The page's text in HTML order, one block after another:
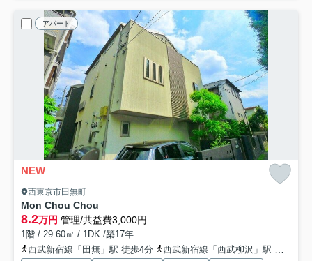
アパート
NEW
西東京市田無町
Mon Chou Chou
8.2万円 管理/共益費3,000円
1階 / 29.60㎡ / 1DK /築17年
西武新宿線「田無」駅 徒歩4分
西武新宿線「西武柳沢」駅 徒歩21分